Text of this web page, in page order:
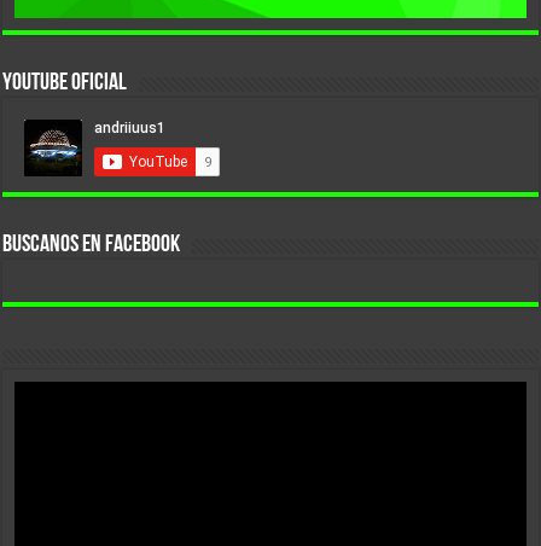
YouTube Oficial
BUSCANOS EN FACEBOOK